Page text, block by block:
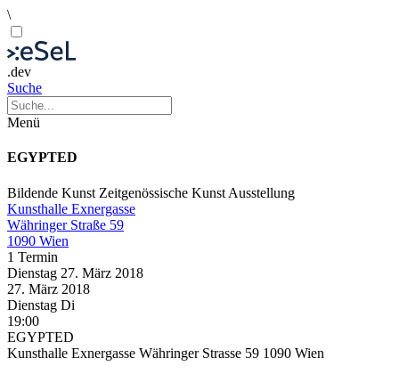
\
.dev
Suche
Menü
EGYPTED
Bildende Kunst Zeitgenössische Kunst Ausstellung
Kunsthalle Exnergasse
Währinger Straße 59
1090 Wien
1 Termin
Dienstag 27. März 2018
27. März 2018
Dienstag Di
19:00
EGYPTED
Kunsthalle Exnergasse Währinger Strasse 59 1090 Wien